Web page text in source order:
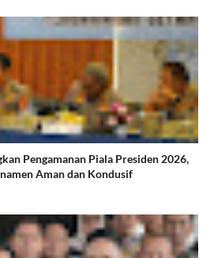
Pengamanan Piala Presiden 2026,
Aman dan Kondusif